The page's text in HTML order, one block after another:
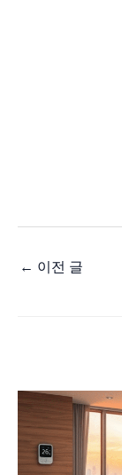
← 이전 글